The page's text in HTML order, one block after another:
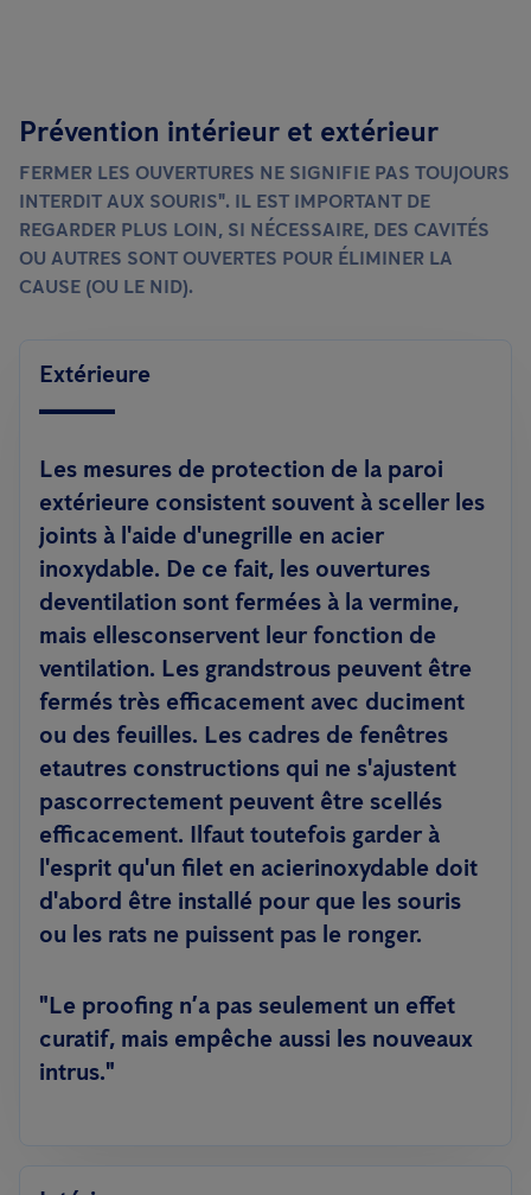
Prévention intérieur et extérieur
FERMER LES OUVERTURES NE SIGNIFIE PAS TOUJOURS
INTERDIT AUX SOURIS". IL EST IMPORTANT DE
REGARDER PLUS LOIN, SI NÉCESSAIRE, DES CAVITÉS
OU AUTRES SONT OUVERTES POUR ÉLIMINER LA
CAUSE (OU LE NID).
Extérieure
Les mesures de protection de la paroi
extérieure consistent souvent à sceller les
joints à l'aide d'unegrille en acier
inoxydable. De ce fait, les ouvertures
deventilation sont fermées à la vermine,
mais ellesconservent leur fonction de
ventilation. Les grandstrous peuvent être
fermés très efficacement avec duciment
ou des feuilles. Les cadres de fenêtres
etautres constructions qui ne s'ajustent
pascorrectement peuvent être scellés
efficacement. Ilfaut toutefois garder à
l'esprit qu'un filet en acierinoxydable doit
d'abord être installé pour que les souris
ou les rats ne puissent pas le ronger.
"Le proofing n’a pas seulement un effet
curatif, mais empêche aussi les nouveaux
intrus."